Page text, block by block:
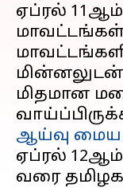
ஏப்ரல்
மின்னலுடன்
மிதமான
ஆய்வு
ஏப்ரல் 12ஆம்
வரை